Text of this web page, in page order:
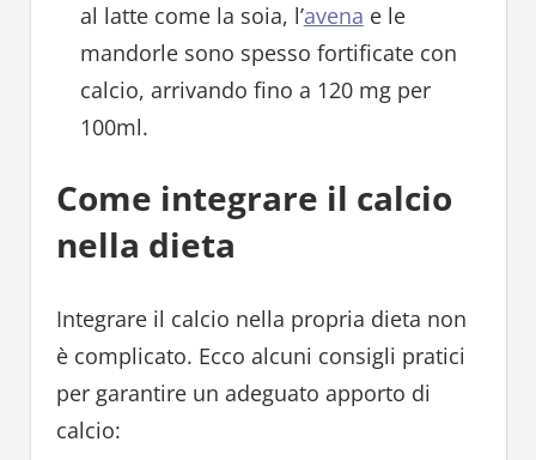
al latte come la soia, l’avena e le
mandorle sono spesso fortificate con
calcio, arrivando fino a 120 mg per
100ml.
Come integrare il calcio
nella dieta
Integrare il calcio nella propria dieta non
è complicato. Ecco alcuni consigli pratici
per garantire un adeguato apporto di
calcio: